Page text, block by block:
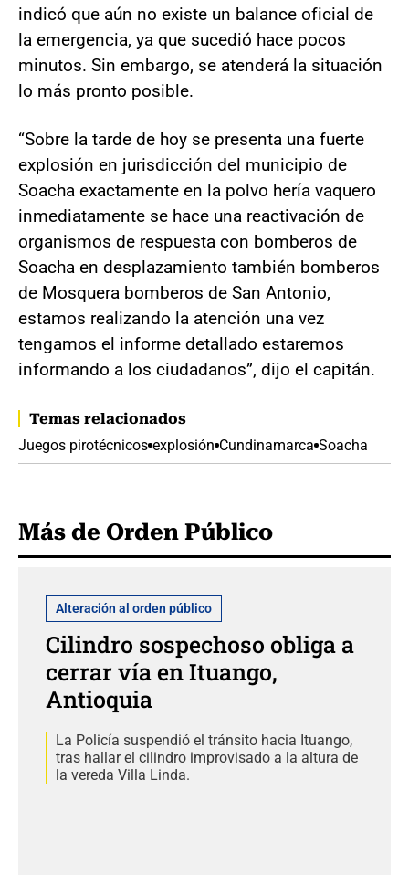
indicó que aún no existe un balance oficial de
la emergencia, ya que sucedió hace pocos
minutos. Sin embargo, se atenderá la situación
lo más pronto posible.
“Sobre la tarde de hoy se presenta una fuerte
explosión en jurisdicción del municipio de
Soacha exactamente en la polvo hería vaquero
inmediatamente se hace una reactivación de
organismos de respuesta con bomberos de
Soacha en desplazamiento también bomberos
de Mosquera bomberos de San Antonio,
estamos realizando la atención una vez
tengamos el informe detallado estaremos
informando a los ciudadanos”, dijo el capitán.
Temas relacionados
Juegos pirotécnicos explosión Cundinamarca Soacha
Más de Orden Público
Alteración al orden público
Cilindro sospechoso obliga a
cerrar vía en Ituango,
Antioquia
La Policía suspendió el tránsito hacia Ituango,
tras hallar el cilindro improvisado a la altura de
la vereda Villa Linda.